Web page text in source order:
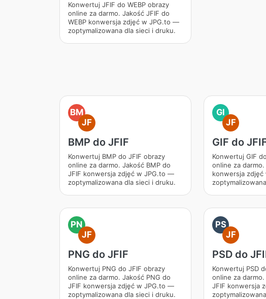
Konwertuj JFIF do WEBP obrazy
online za darmo. Jakość JFIF do
WEBP konwersja zdjęć w JPG.to —
zoptymalizowana dla sieci i druku.
BM
JF
BMP do JFIF
Konwertuj BMP do JFIF obrazy
online za darmo. Jakość BMP do
JFIF konwersja zdjęć w JPG.to —
zoptymalizowana dla sieci i druku.
GI
JF
GIF do
Konwertuj GIF
online za darmo.
konwersja
PN
JF
PNG do JFIF
Konwertuj PNG do JFIF obrazy
online za darmo. Jakość PNG do
JFIF konwersja zdjęć w JPG.to —
zoptymalizowana dla sieci i druku.
PS
JF
PSD do
Konwertuj PSD
online za darmo.
JFIF konwersja